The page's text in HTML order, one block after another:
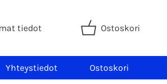
tiedot Ostoskori
Yhteystiedot Ostoskori